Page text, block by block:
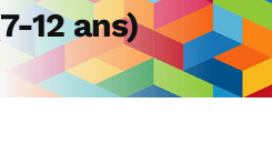
12 ans)